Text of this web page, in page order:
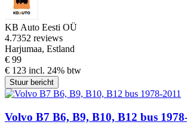
KB Auto Eesti OÜ
4.7352 reviews
Harjumaa, Estland
€ 99
€ 123 incl. 24% btw
Stuur bericht
Volvo B7 B6, B9, B10, B12 bus